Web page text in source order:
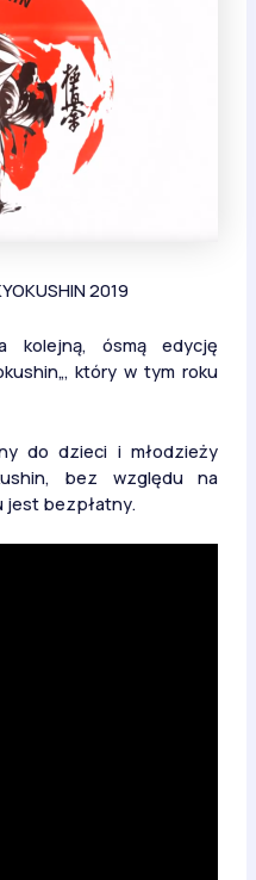
2019
kolejną, ósmą edycję
„, który w tym roku
do dzieci i młodzieży
, bez względu na
jest bezpłatny.